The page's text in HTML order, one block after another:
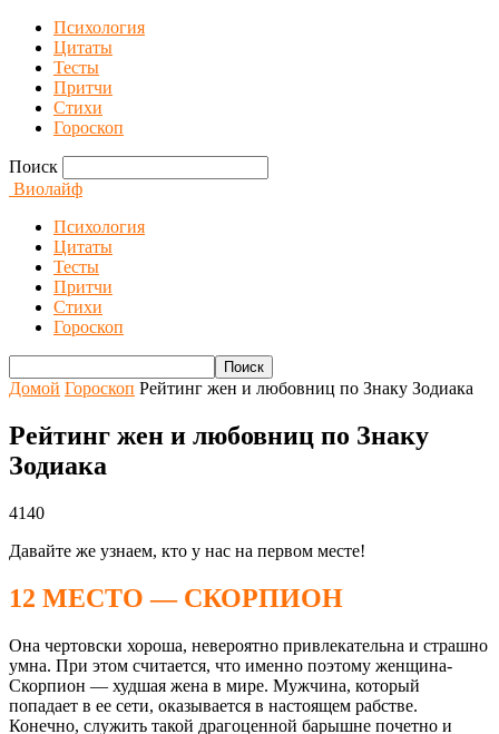
Психология
Цитаты
Тесты
Притчи
Стихи
Гороскоп
Поиск
Виолайф
Психология
Цитаты
Тесты
Притчи
Стихи
Гороскоп
Домой Гороскоп Рейтинг жен и любовниц по Знаку Зодиака
Рейтинг жен и любовниц по Знаку
Зодиака
4140
Давайте же узнаем, кто у нас на первом месте!
12 МЕСТО — СКОРПИОН
Она чертовски хороша, невероятно привлекательна и страшно
умна. При этом считается, что именно поэтому женщина-
Скорпион — худшая жена в мире. Мужчина, который
попадает в ее сети, оказывается в настоящем рабстве.
Конечно, служить такой драгоценной барышне почетно и